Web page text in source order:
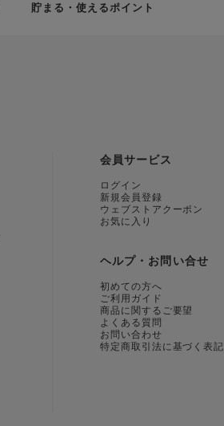
貯まる・使えるポイント
会員サービス
ログイン
新規会員登録
ウェブストアクーポン
お気に入り
ヘルプ・お問い合せ
初めての方へ
ご利用ガイド
商品に関するご要望
よくある質問
お問い合わせ
特定商取引法に基づく表記